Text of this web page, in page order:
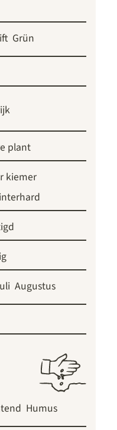
Grün
plant
kiemer
Augustus
Humus